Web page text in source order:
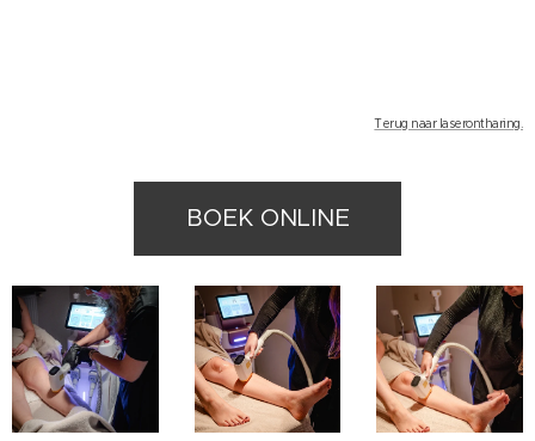
Terug naar laserontharing.
BOEK ONLINE